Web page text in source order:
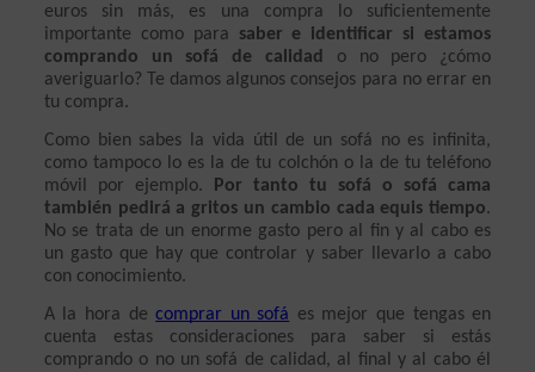
euros sin más, es una compra lo suficientemente
importante como para saber e identificar si estamos
comprando un sofá de calidad o no pero ¿cómo
averiguarlo? Te damos algunos consejos para no errar en
tu compra.
Como bien sabes la vida útil de un sofá no es infinita,
como tampoco lo es la de tu colchón o la de tu teléfono
móvil por ejemplo.
Por tanto tu sofá o sofá cama
también pedirá a gritos un cambio cada equis tiempo.
No se trata de un enorme gasto pero al fin y al cabo es
un gasto que hay que controlar y saber llevarlo a cabo
con conocimiento.
A la hora de comprar un sofá es mejor que tengas en
cuenta estas consideraciones para saber si estás
comprando o no un sofá de calidad, al final y al cabo él